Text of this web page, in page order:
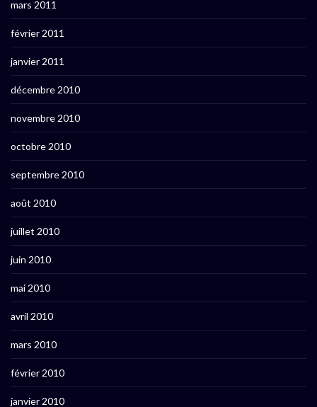
mars 2011
février 2011
janvier 2011
décembre 2010
novembre 2010
octobre 2010
septembre 2010
août 2010
juillet 2010
juin 2010
mai 2010
avril 2010
mars 2010
février 2010
janvier 2010